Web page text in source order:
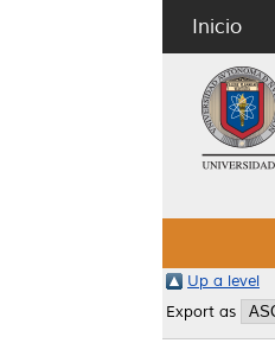
Inicio
Up a level
Export as